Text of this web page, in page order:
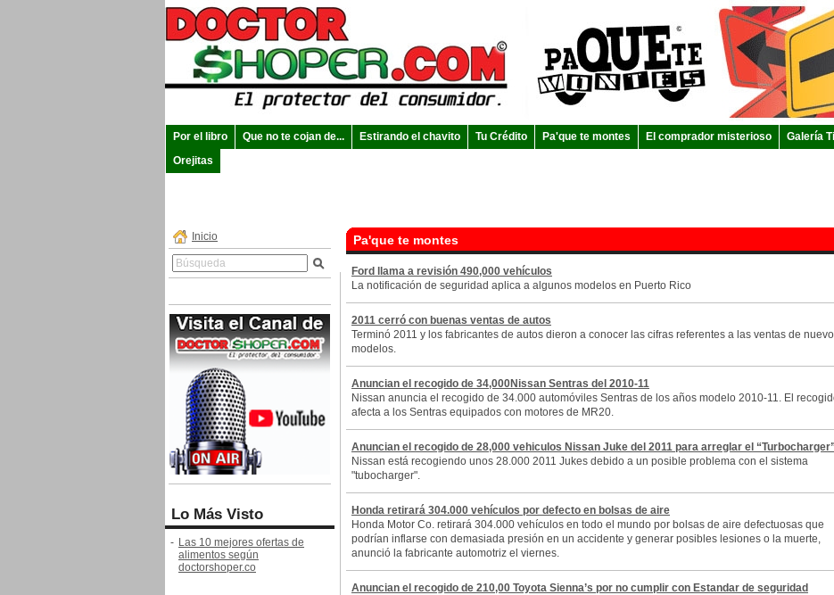
Por el libro Que no te cojan de... Estirando el chavito Tu Crédito Pa'que te montes El comprador misterioso Galería
Orejitas
Inicio
Lo Más Visto
- Las 10 mejores ofertas de
alimentos según
doctorshoper.co
Pa'que te montes
Ford llama a revisión 490,000 vehículos
La notificación de seguridad aplica a algunos modelos en Puerto Rico
2011 cerró con buenas ventas de autos
Terminó 2011 y los fabricantes de autos dieron a conocer las cifras referentes a las ventas de
modelos.
Anuncian el recogido de 34,000Nissan Sentras del 2010-11
Nissan anuncia el recogido de 34.000 automóviles Sentras de los años modelo 2010-11. El
afecta a los Sentras equipados con motores de MR20.
Anuncian el recogido de 28,000 vehiculos Nissan Juke del 2011 para arreglar el “Turbocharger”
Nissan está recogiendo unos 28.000 2011 Jukes debido a un posible problema con el sistema
"tubocharger".
Honda retirará 304.000 vehículos por defecto en bolsas de aire
Honda Motor Co. retirará 304.000 vehículos en todo el mundo por bolsas de aire defectuosas que
podrían inflarse con demasiada presión en un accidente y generar posibles lesiones o la muerte,
anunció la fabricante automotriz el viernes.
Anuncian el recogido de 210,00 Toyota Sienna’s por no cumplir con Estandar de seguridad